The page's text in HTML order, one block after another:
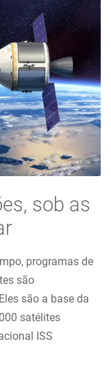
sob as
programas de
são
são a base da
satélites
ISS